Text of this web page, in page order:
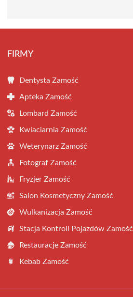
FIRMY
Dentysta Zamość
Apteka Zamość
Lombard Zamość
Kwiaciarnia Zamość
Weterynarz Zamość
Fotograf Zamość
Fryzjer Zamość
Salon Kosmetyczny Zamość
Wulkanizacja Zamość
Stacja Kontroli Pojazdów Zamość
Restauracje Zamość
Kebab Zamość